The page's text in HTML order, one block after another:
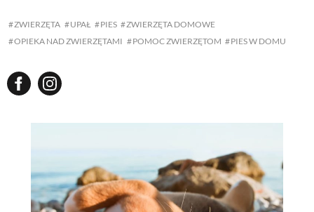
ZWIERZĘTA UPAŁ PIES
ZWIERZĘTA DOMOWE
OPIEKA NAD ZWIERZĘTAMI
POMOC ZWIERZĘTOM PIES W DOMU